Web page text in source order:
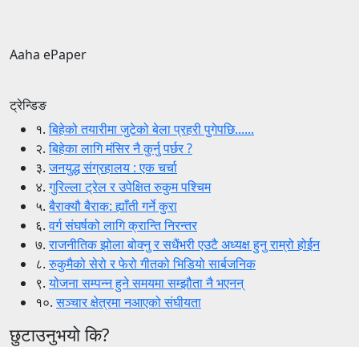
Aaha ePaper
ट्रेन्डिङ
१.बिहेको तयारीमा जुटेको बेला प्रहरी पुगेपछि......
२.बिहेका लागि मंसिर नै कुर्नु पर्छर ?
३.जनयुद्ध संग्रहालय : एक चर्चा
४.गुरिल्ला ट्रेल र उपेक्षित रुकुम पश्चिम
५.बैराक्यौ बैराक: ह्याँती गर्ने कुरा
६.वर्ग संघर्षको लागि क्रान्ति निरन्तर
७.राजनीतिक झोला बोक्नु र सधैंभरी एउटै अध्यक्ष हुनु राम्रो होईन
८.रुकुमैको सेरो र फेरो गीतको भिडियो सार्बजनिक
९.योजना सम्पन्न हुने समयमा सम्झौता नै भएनन्
१०.सञ्चार क्षेत्रमा नआएको संघीयता
छुटाउनुभयो कि?